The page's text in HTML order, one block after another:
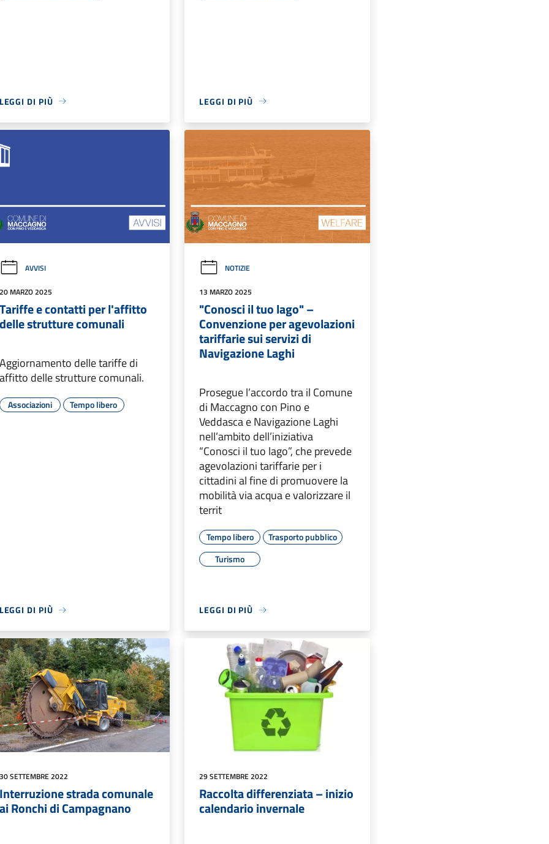
DI PIÙ LEGGI DI PIÙ
AVVISI
MARZO 2025
e contatti per l'affitto
strutture comunali
delle tariffe di
delle strutture comunali.
Associazioni Tempo libero
DI PIÙ
NOTIZIE
13 MARZO 2025
"Conosci il tuo lago" –
Convenzione per agevolazioni
tariffarie sui servizi di
Navigazione Laghi
Prosegue l’accordo tra il Comune
di Maccagno con Pino e
Veddasca e Navigazione Laghi
nell’ambito dell’iniziativa
“Conosci il tuo lago”, che prevede
agevolazioni tariffarie per i
cittadini al fine di promuovere la
mobilità via acqua e valorizzare il
territ
Tempo libero
Trasporto pubblico
Turismo
LEGGI DI PIÙ
SETTEMBRE 2022
strada comunale
Ronchi di Campagnano
29 SETTEMBRE 2022
Raccolta differenziata – inizio
calendario invernale